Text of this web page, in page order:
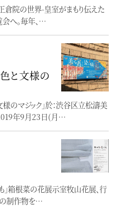
倉院の世界-皇室がまもり伝えた
へ。毎年、…
と文様の
のマジック」於：渋谷区立松濤美
年9月23日(月…
」箱根菜の花展示室牧山花展、行
の制作物を…
林(らくふうり…
の「琉球ー美の宝庫ー」。紅型を
王家の…
われている、「ゆかた浴衣
まむかし」展（〜9/…